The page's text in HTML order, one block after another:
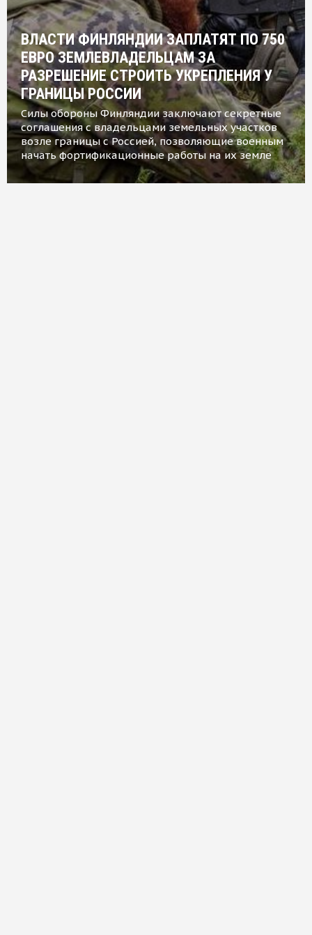
ВЛАСТИ ФИНЛЯНДИИ ЗАПЛАТЯТ ПО 750
ЕВРО ЗЕМЛЕВЛАДЕЛЬЦАМ ЗА
РАЗРЕШЕНИЕ СТРОИТЬ УКРЕПЛЕНИЯ У
ГРАНИЦЫ РОССИИ
Силы обороны Финляндии заключают секретные
соглашения с владельцами земельных участков
возле границы с Россией, позволяющие военным
начать фортификационные работы на их земле